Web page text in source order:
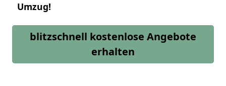
Umzug!
blitzschnell kostenlose Angebote
erhalten